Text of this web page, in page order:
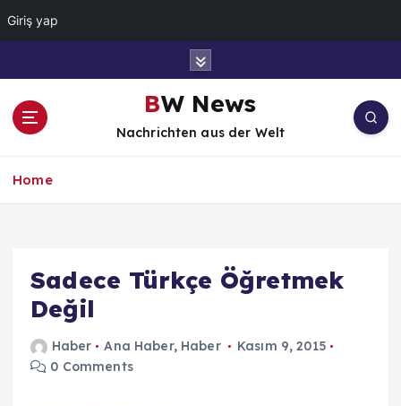
Giriş yap
BW News
Nachrichten aus der Welt
Home
Sadece Türkçe Öğretmek
Değil
Haber Ana Haber, Haber
Kasım 9, 2015
0 Comments